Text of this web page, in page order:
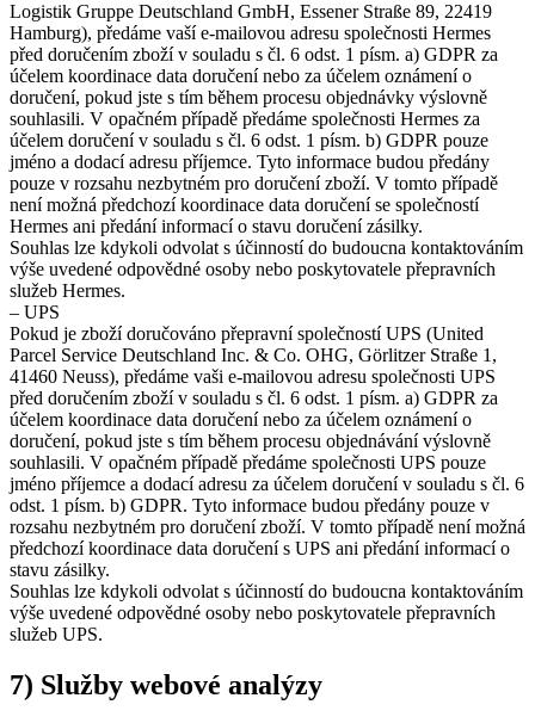
Logistik Gruppe Deutschland GmbH, Essener Straße 89, 22419
Hamburg), předáme vaší e-mailovou adresu společnosti Hermes
před doručením zboží v souladu s čl. 6 odst. 1 písm. a) GDPR za
účelem koordinace data doručení nebo za účelem oznámení o
doručení, pokud jste s tím během procesu objednávky výslovně
souhlasili. V opačném případě předáme společnosti Hermes za
účelem doručení v souladu s čl. 6 odst. 1 písm. b) GDPR pouze
jméno a dodací adresu příjemce. Tyto informace budou předány
pouze v rozsahu nezbytném pro doručení zboží. V tomto případě
není možná předchozí koordinace data doručení se společností
Hermes ani předání informací o stavu doručení zásilky.
Souhlas lze kdykoli odvolat s účinností do budoucna kontaktováním
výše uvedené odpovědné osoby nebo poskytovatele přepravních
služeb Hermes.
– UPS
Pokud je zboží doručováno přepravní společností UPS (United
Parcel Service Deutschland Inc. & Co. OHG, Görlitzer Straße 1,
41460 Neuss), předáme vaši e-mailovou adresu společnosti UPS
před doručením zboží v souladu s čl. 6 odst. 1 písm. a) GDPR za
účelem koordinace data doručení nebo za účelem oznámení o
doručení, pokud jste s tím během procesu objednávání výslovně
souhlasili. V opačném případě předáme společnosti UPS pouze
jméno příjemce a dodací adresu za účelem doručení v souladu s čl. 6
odst. 1 písm. b) GDPR. Tyto informace budou předány pouze v
rozsahu nezbytném pro doručení zboží. V tomto případě není možná
předchozí koordinace data doručení s UPS ani předání informací o
stavu zásilky.
Souhlas lze kdykoli odvolat s účinností do budoucna kontaktováním
výše uvedené odpovědné osoby nebo poskytovatele přepravních
služeb UPS.
7) Služby webové analýzy